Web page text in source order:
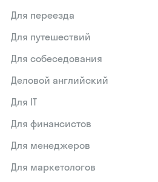
Для переезда
Для путешествий
Для собеседования
Деловой английский
Для IT
Для финансистов
Для менеджеров
Для маркетологов